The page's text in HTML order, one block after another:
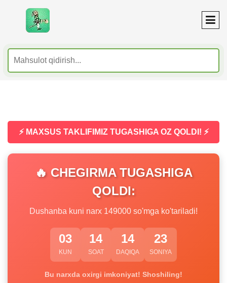
⚡ MAXSUS TAKLIFIMIZ TUGASHIGA OZ QOLDI! ⚡
🔥 CHEGIRMA TUGASHIGA
QOLDI:
Dushanba kuni narx 149000 so'mga ko'tariladi!
03
KUN
14
SOAT
14
DAQIQA
23
SONIYA
Bu narxda oxirgi imkoniyat! Shoshiling!